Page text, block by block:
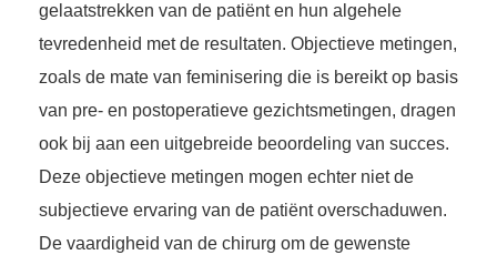
gelaatstrekken van de patiënt en hun algehele
tevredenheid met de resultaten. Objectieve metingen,
zoals de mate van feminisering die is bereikt op basis
van pre- en postoperatieve gezichtsmetingen, dragen
ook bij aan een uitgebreide beoordeling van succes.
Deze objectieve metingen mogen echter niet de
subjectieve ervaring van de patiënt overschaduwen.
De vaardigheid van de chirurg om de gewenste